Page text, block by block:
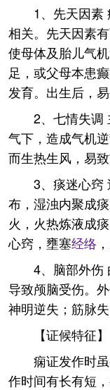
1、先天因素
相关。先天因素
使母体及胎儿气
足，或父母本患
发育。出生后，
2、七情失调
气下，造成气机
而生热生风，易致
3、痰迷心窍
布，湿浊内聚成
火，火热炼液成
心窍，壅塞经络
4、脑部外伤
导致颅脑受伤。
神明逆失；筋脉
【证候特征】
痫证发作时
作时间有长有短